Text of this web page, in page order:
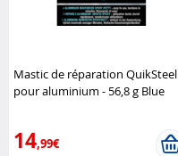
Mastic de réparation QuikSteel
pour aluminium - 56,8 g Blue
14,99€